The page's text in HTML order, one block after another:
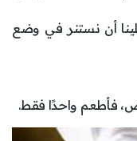
أن نستنر في وضع
فأطعم واحدًا فقط.